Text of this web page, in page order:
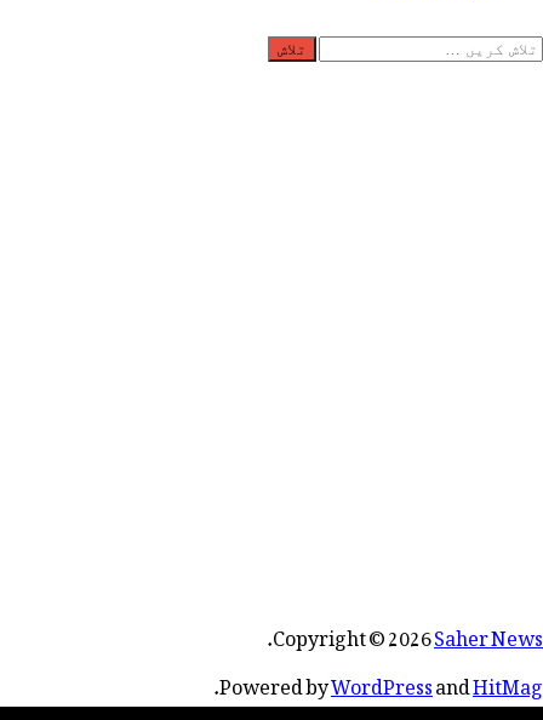
تلاش
Copyright © 2026Saher News
.
Powered byWordPressandHitMag
.